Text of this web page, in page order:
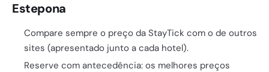
Estepona
Compare sempre o preço da StayTick com o de outros
sites (apresentado junto a cada hotel).
Reserve com antecedência: os melhores preços